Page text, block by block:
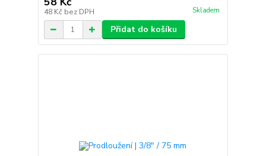
48 Kč bez DPH Skladem
Přidat do košíku